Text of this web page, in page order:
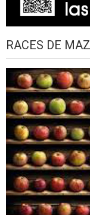
RACES DE